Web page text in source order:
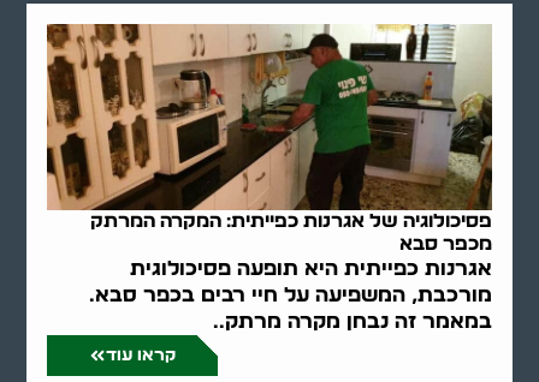
פסיכולוגיה של אגרנות כפייתית: המקרה המרתק
מכפר סבא
אגרנות כפייתית היא תופעה פסיכולוגית
מורכבת, המשפיעה על חיי רבים בכפר סבא.
במאמר זה נבחן מקרה מרתק..
קראו עוד